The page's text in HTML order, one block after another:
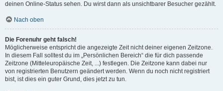
deinen Online-Status sehen. Du wirst dann als unsichtbarer Besucher gezählt.
Nach oben
Die Forenuhr geht falsch!
Möglicherweise entspricht die angezeigte Zeit nicht deiner eigenen Zeitzone.
In diesem Fall solltest du im „Persönlichen Bereich“ die für dich passende
Zeitzone (Mitteleuropäische Zeit, ...) festlegen. Die Zeitzone kann dabei nur
von registrierten Benutzern geändert werden. Wenn du noch nicht registriert
bist, ist dies ein guter Grund, dies jetzt zu tun.